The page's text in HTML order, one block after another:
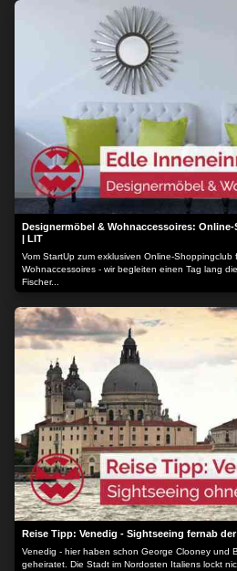
Designermöbel & Wohnaccessoires:
| LIT
Vom StartUp zum exklusiven Online-Shoppingclub
Wohnaccessoires - wir begleiten einen Tag lang
Fischer...
Reise Tipp: Venedig - Sightseeing fernab
Venedig - hier haben schon George Clooney und
geheiratet. Die Stadt im Nordosten Italiens lockt